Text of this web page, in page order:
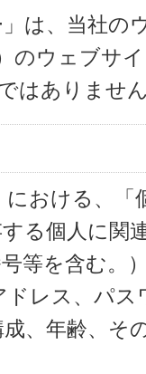
は、当社の
のウェブサ
はありませ
における、
る個人に関
等を含む。
レス、パ
、年齢、そ